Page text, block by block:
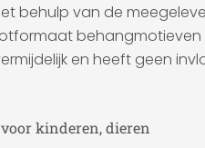
behulp van de
behangmotieven
en heeft geen
voor kinderen, dieren